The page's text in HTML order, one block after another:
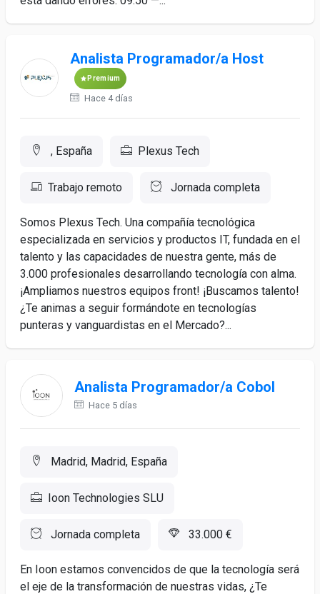
Analista Programador/a Host
Premium
Hace 4 días
, España Plexus Tech
Trabajo remoto Jornada completa
Somos Plexus Tech. Una compañía tecnológica
especializada en servicios y productos IT, fundada en el
talento y las capacidades de nuestra gente, más de
3.000 profesionales desarrollando tecnología con alma.
¡Ampliamos nuestros equipos front! ¡Buscamos talento!
¿Te animas a seguir formándote en tecnologías
punteras y vanguardistas en el Mercado?...
Analista Programador/a Cobol
Hace 5 días
Madrid, Madrid, España
Ioon Technologies SLU
Jornada completa 33.000 €
En Ioon estamos convencidos de que la tecnología será
el eje de la transformación de nuestras vidas, ¿Te